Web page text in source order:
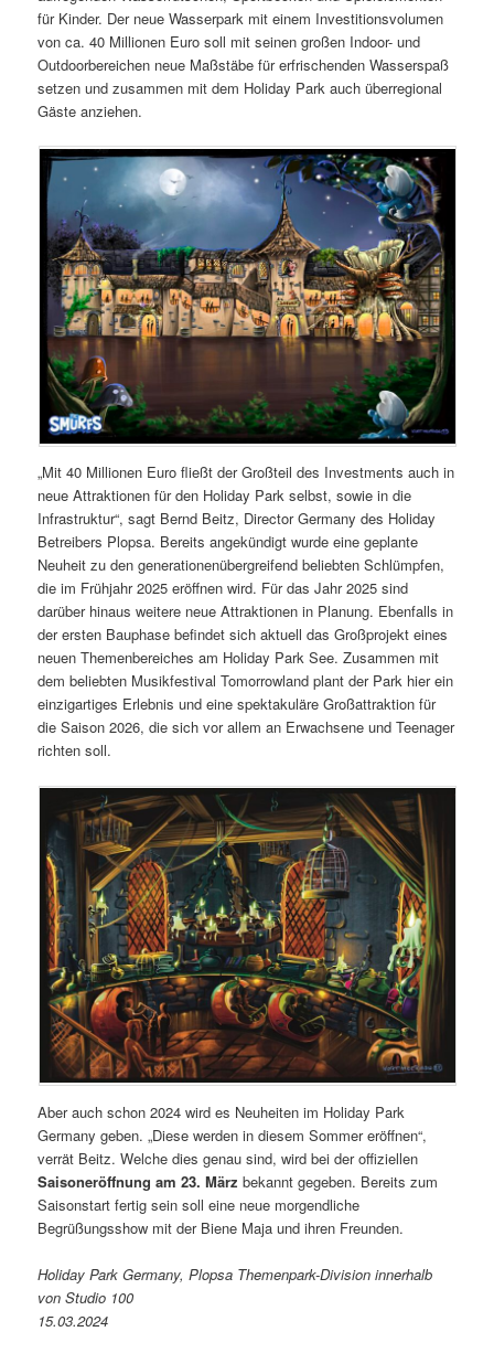
für Kinder. Der neue Wasserpark mit einem Investitionsvolumen
von ca. 40 Millionen Euro soll mit seinen großen Indoor- und
Outdoorbereichen neue Maßstäbe für erfrischenden Wasserspaß
setzen und zusammen mit dem Holiday Park auch überregional
Gäste anziehen.
„Mit 40 Millionen Euro fließt der Großteil des Investments auch in
neue Attraktionen für den Holiday Park selbst, sowie in die
Infrastruktur“, sagt Bernd Beitz, Director Germany des Holiday
Betreibers Plopsa. Bereits angekündigt wurde eine geplante
Neuheit zu den generationenübergreifend beliebten Schlümpfen,
die im Frühjahr 2025 eröffnen wird. Für das Jahr 2025 sind
darüber hinaus weitere neue Attraktionen in Planung. Ebenfalls in
der ersten Bauphase befindet sich aktuell das Großprojekt eines
neuen Themenbereiches am Holiday Park See. Zusammen mit
dem beliebten Musikfestival Tomorrowland plant der Park hier ein
einzigartiges Erlebnis und eine spektakuläre Großattraktion für
die Saison 2026, die sich vor allem an Erwachsene und Teenager
richten soll.
Aber auch schon 2024 wird es Neuheiten im Holiday Park
Germany geben. „Diese werden in diesem Sommer eröffnen“,
verrät Beitz. Welche dies genau sind, wird bei der offiziellen
Saisoneröffnung am 23. März bekannt gegeben. Bereits zum
Saisonstart fertig sein soll eine neue morgendliche
Begrüßungsshow mit der Biene Maja und ihren Freunden.
Holiday Park Germany, Plopsa Themenpark-Division innerhalb
von Studio 100
15.03.2024